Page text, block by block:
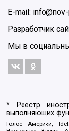
E-mail:
Разработчик
Мы в
* Реестр
выполняющих
Голос Америки,